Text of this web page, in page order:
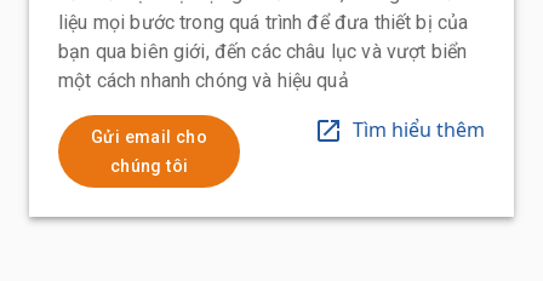
liệu mọi bước trong quá trình để đưa thiết bị của
bạn qua biên giới, đến các châu lục và vượt biển
một cách nhanh chóng và hiệu quả
Gửi email cho
chúng tôi
Tìm hiểu thêm